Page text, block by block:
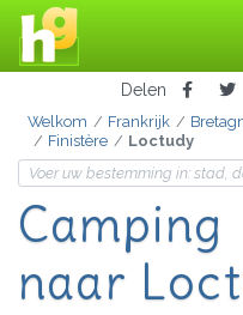
Delen
Welkom Frankrijk
Finistère
Loctudy
Camping
naar